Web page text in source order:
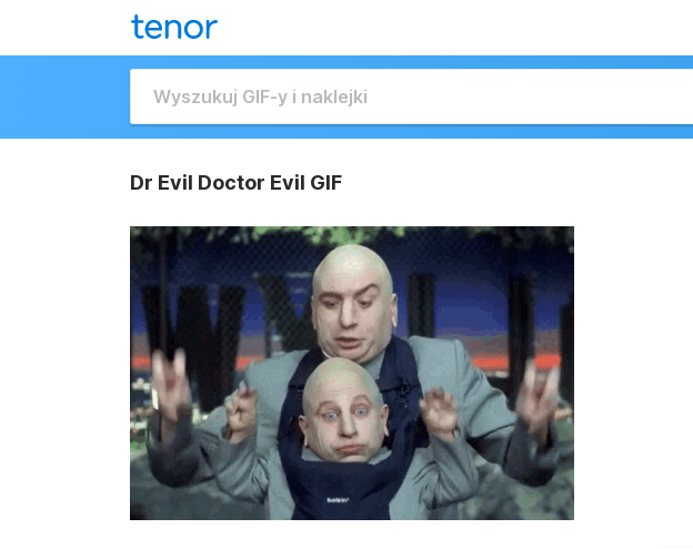
Dr Evil Doctor Evil GIF